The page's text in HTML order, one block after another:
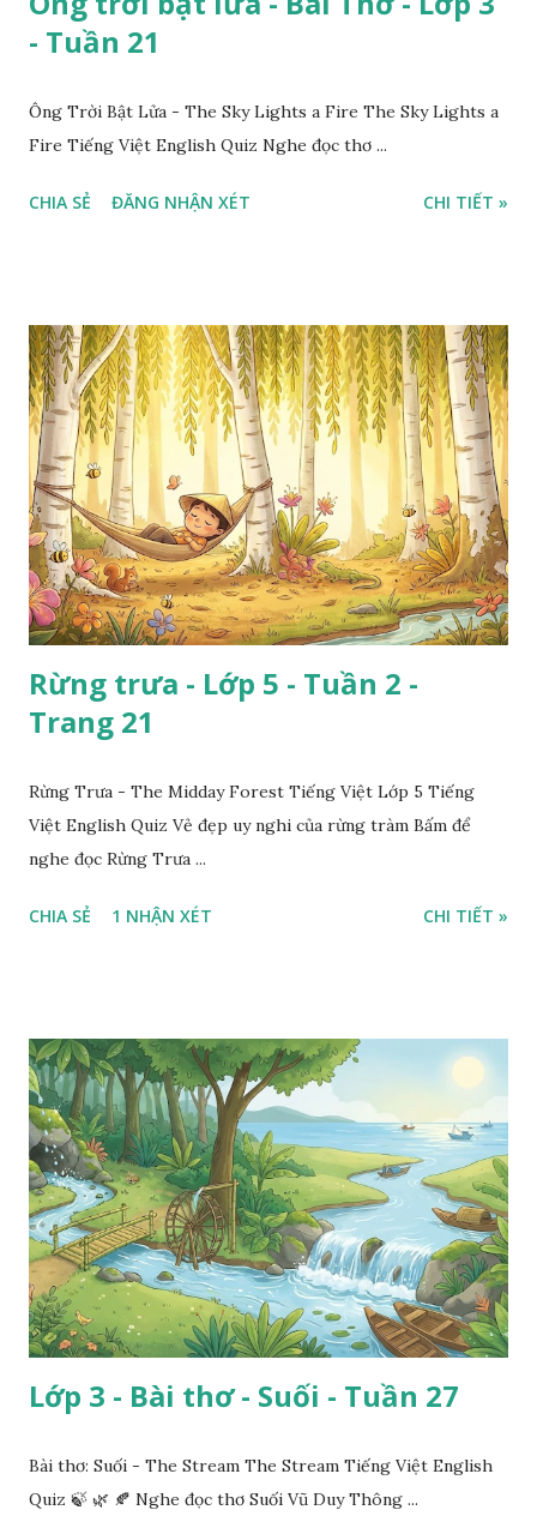
- Tuần 21
Ông Trời Bật Lửa - The Sky Lights a Fire The Sky Lights a
Fire Tiếng Việt English Quiz Nghe đọc thơ ...
CHIA SẺ ĐĂNG NHẬN XÉT CHI TIẾT »
Rừng trưa - Lớp 5 - Tuần 2 -
Trang 21
Rừng Trưa - The Midday Forest Tiếng Việt Lớp 5 Tiếng
Việt English Quiz Vẻ đẹp uy nghi của rừng tràm Bấm để
nghe đọc Rừng Trưa ...
CHIA SẺ 1 NHẬN XÉT CHI TIẾT »
Lớp 3 - Bài thơ - Suối - Tuần 27
Bài thơ: Suối - The Stream The Stream Tiếng Việt English
Quiz 🍃 🌿 🍂 Nghe đọc thơ Suối Vũ Duy Thông ...